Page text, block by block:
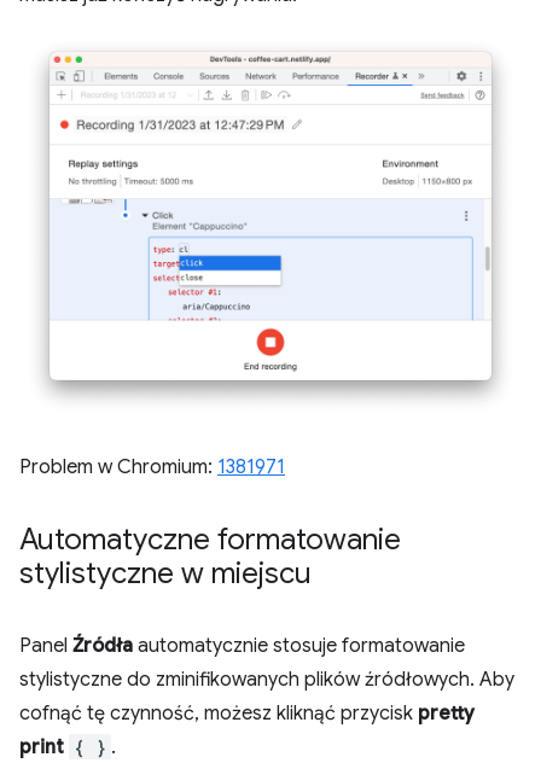
Problem w Chromium: 1381971
Automatyczne formatowanie
stylistyczne w miejscu
Panel Źródła automatycznie stosuje formatowanie
stylistyczne do zminifikowanych plików źródłowych. Aby
cofnąć tę czynność, możesz kliknąć przycisk pretty
print { } .